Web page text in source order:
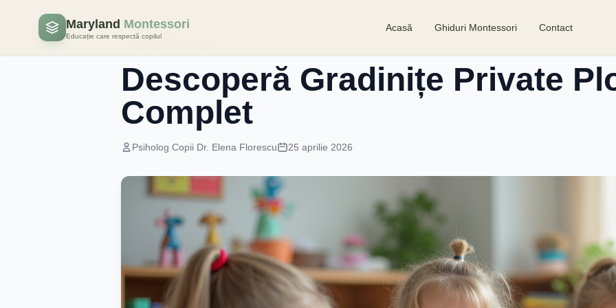
Maryland Montessori
Educație care respectă copilul
Acasă Ghiduri Montessori
Contact
Educatie Prescolara
Descoperă Gradinițe Private
Complet
Psiholog Copii Dr. Elena Florescu 25 aprilie 2026